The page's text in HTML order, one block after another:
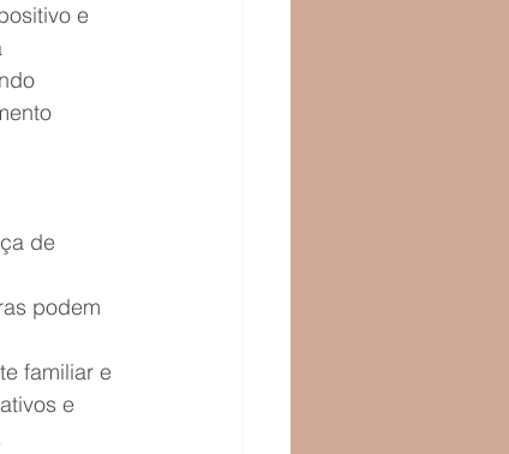
e
de
podem
familiar e
e